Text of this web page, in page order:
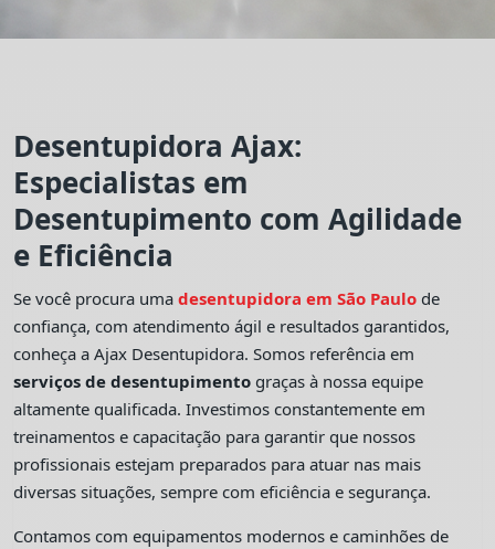
Desentupidora Ajax:
Especialistas em
Desentupimento com Agilidade
e Eficiência
Se você procura umadesentupidora em São Paulo de
confiança, com atendimento ágil e resultados garantidos,
conheça a Ajax Desentupidora. Somos referência em
serviços de desentupimento graças à nossa equipe
altamente qualificada. Investimos constantemente em
treinamentos e capacitação para garantir que nossos
profissionais estejam preparados para atuar nas mais
diversas situações, sempre com eficiência e segurança.
Contamos com equipamentos modernos e caminhões de